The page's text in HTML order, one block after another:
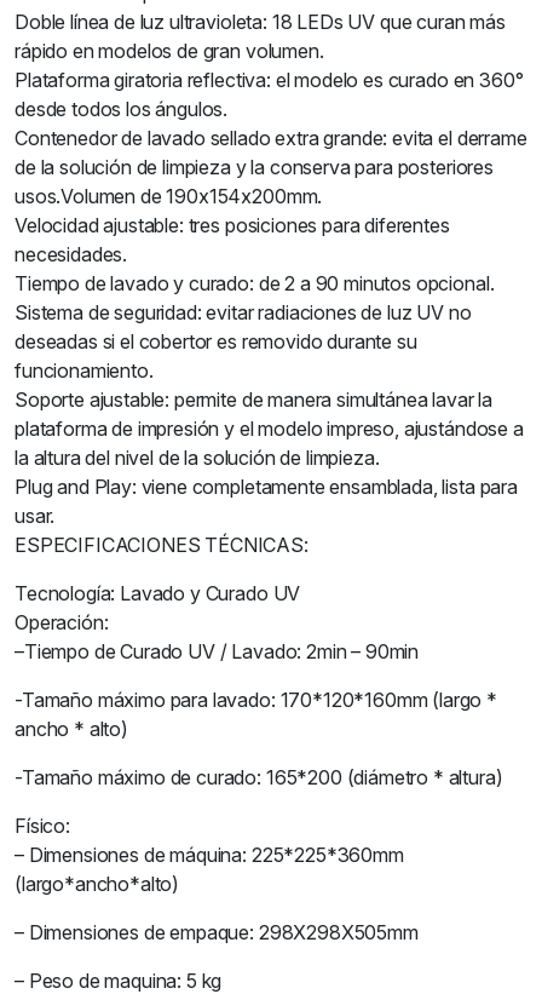
Doble línea de luz ultravioleta: 18 LEDs UV que curan más
rápido en modelos de gran volumen.
Plataforma giratoria reflectiva: el modelo es curado en 360°
desde todos los ángulos.
Contenedor de lavado sellado extra grande: evita el derrame
de la solución de limpieza y la conserva para posteriores
usos.Volumen de 190x154x200mm.
Velocidad ajustable: tres posiciones para diferentes
necesidades.
Tiempo de lavado y curado: de 2 a 90 minutos opcional.
Sistema de seguridad: evitar radiaciones de luz UV no
deseadas si el cobertor es removido durante su
funcionamiento.
Soporte ajustable: permite de manera simultánea lavar la
plataforma de impresión y el modelo impreso, ajustándose a
la altura del nivel de la solución de limpieza.
Plug and Play: viene completamente ensamblada, lista para
usar.
ESPECIFICACIONES TÉCNICAS:
Tecnología: Lavado y Curado UV
Operación:
–Tiempo de Curado UV / Lavado: 2min – 90min
-Tamaño máximo para lavado: 170*120*160mm (largo *
ancho * alto)
-Tamaño máximo de curado: 165*200 (diámetro * altura)
Físico:
– Dimensiones de máquina: 225*225*360mm
(largo*ancho*alto)
– Dimensiones de empaque: 298X298X505mm
– Peso de maquina: 5 kg